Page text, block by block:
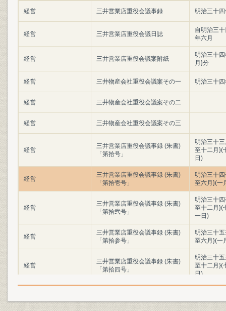
経営 三井営業店重役会議事録 明治三十
経営 三井営業店重役会議日誌
自明治三
年六月
経営 三井営業店重役会議案附紙
明治三十
月}分
経営 三井物産会社重役会議案その一 明治三十
経営 三井物産会社重役会議案その二
経営 三井物産会社重役会議案その三
経営
三井営業店重役会議事録 (朱書)
「第拾号」
明治三十
至十二月}(
日)
経営
三井営業店重役会議事録 (朱書)
「第拾壱号」
明治三十
至六月}(一
経営
三井営業店重役会議事録 (朱書)
「第拾弐号」
明治三十
至十二月}(
一日)
経営
三井営業店重役会議事録 (朱書)
「第拾参号」
明治三十
至六月}(一
経営
三井営業店重役会議事録 (朱書)
「第拾四号」
明治三十
至十二月}(
日)